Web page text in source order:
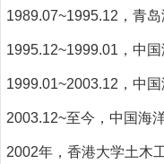
1989.07~1995.12 ，青
1995.12~1999.01 ，中
1999.01~2003.12 ，中
2003.12~至今， 中国海
2002年，香港大学土木